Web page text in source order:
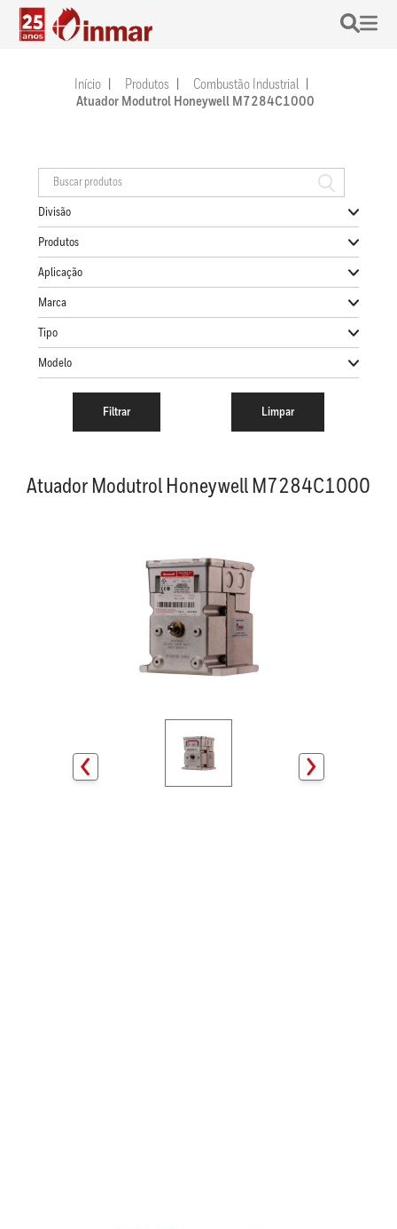
Início Produtos
Combustão Industrial
Atuador Modutrol Honeywell M7284C1000
Divisão
Produtos
Aplicação
Marca
Tipo
Modelo
Atuador Modutrol Honeywell M7284C1000